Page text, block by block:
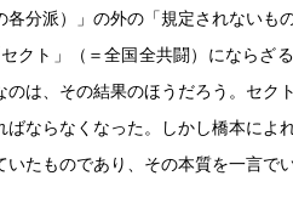
分派）」の外の「規定されないも
クト」（＝全国全共闘）にならざ
は、その結果のほうだろう。セク
ならなくなった。しかし橋本によ
たものであり、その本質を一言で